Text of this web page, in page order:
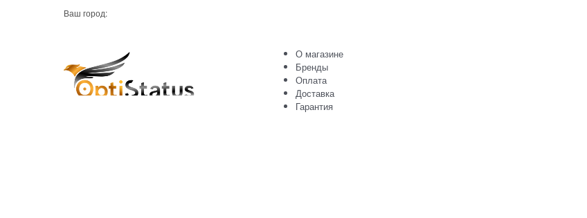
Ваш город:
О магазине
Бренды
Оплата
Доставка
Гарантия